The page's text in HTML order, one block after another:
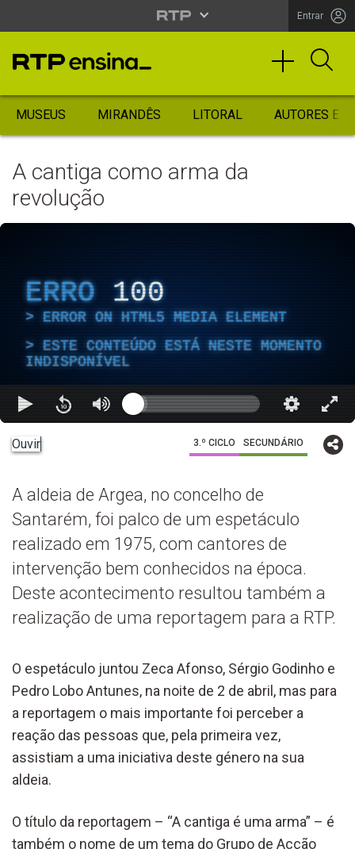
Entrar
MUSEUS MIRANDÊS LITORAL AUTORES
A cantiga como arma da
revolução
ERRO 100
ERROR ON HTML5 MEDIA ELEMENT
ESTE CONTEÚDO ESTÁ NESTE MOMENTO
INDISPONÍVEL
Ouvir 3.º CICLO SECUNDÁRIO
A aldeia de Argea, no concelho de
Santarém, foi palco de um espetáculo
realizado em 1975, com cantores de
intervenção bem conhecidos na época.
Deste acontecimento resultou também a
realização de uma reportagem para a RTP.
O espetáculo juntou Zeca Afonso, Sérgio Godinho e
Pedro Lobo Antunes, na noite de 2 de abril, mas para
a reportagem o mais importante foi perceber a
reação das pessoas que, pela primeira vez,
assistiam a uma iniciativa deste género na sua
aldeia.
O título da reportagem – “A cantiga é uma arma” – é
também o nome de um tema do Grupo de Acção